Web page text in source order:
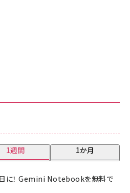
1週間 1か月
に！ Gemini Notebookを無料で